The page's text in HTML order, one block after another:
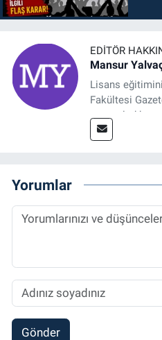
EDITÖR
Mansur
Lisans
Fakültesi
Sosyal
Spor, Sağlık
sürdürmektedir.
Yorumlar
Gönder